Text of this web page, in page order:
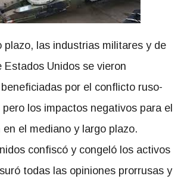
plazo, las industrias militares y de
Estados Unidos se vieron
por el conflicto ruso-
pero los impactos negativos para el
el mediano y largo plazo.
confiscó y congeló los activos
todas las opiniones prorrusas y